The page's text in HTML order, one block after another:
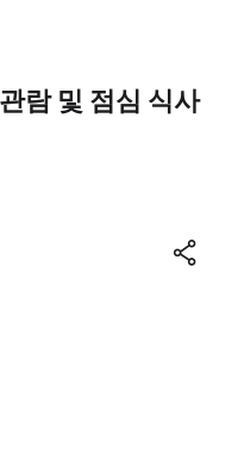
람 및 점심 식사